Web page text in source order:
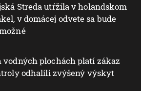
Streda utŕžila v holandskom
v domácej odvete sa bude
vodných plochách platí zákaz
odhalili zvýšený výskyt